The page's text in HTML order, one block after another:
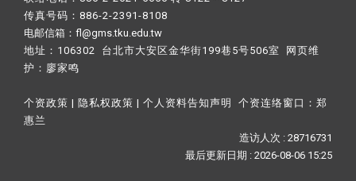
传真号码：886-2-2391-8108
电邮信箱：fl@gms.tku.edu.tw
地址：106302 台北市大安区金华街199巷5号506室 网页维
护： 廖家鸣​
个资政策 | 隐私权政策 | 个人资料告知声明 个资连络窗口： 郑
惠兰
造访人次 : 28716731
最后更新日期 :2026-08-06 15:25